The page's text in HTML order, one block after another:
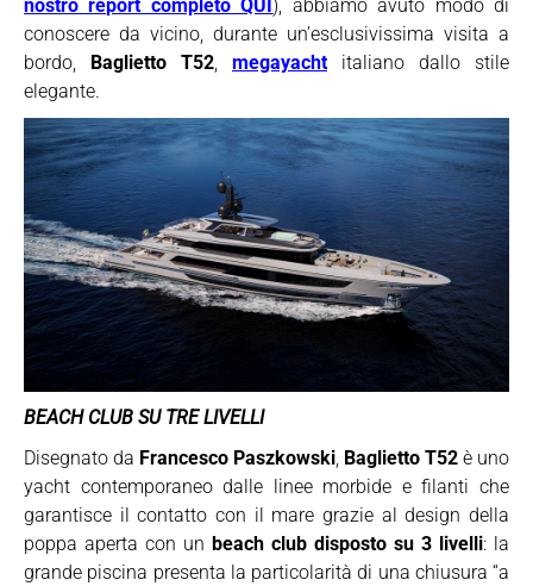
nostro report completo QUI), abbiamo avuto modo di
conoscere da vicino, durante un’esclusivissima visita a
bordo, Baglietto T52, megayachtitaliano dallo stile
elegante.
BEACH CLUB SU TRE LIVELLI
Disegnato da Francesco Paszkowski Baglietto T52 è uno
yacht contemporaneo dalle linee morbide e filanti che
garantisce il contatto con il mare grazie al design della
poppa aperta con un beach club disposto su 3 livelli: la
grande piscina presenta la particolarità di una chiusura “a